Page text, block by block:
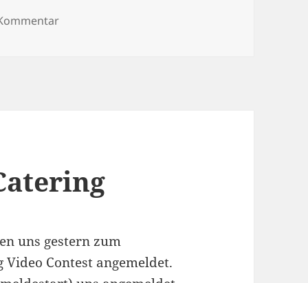
zu Steffen vs. Real World
uns gestern zum
Contest angemeldet.